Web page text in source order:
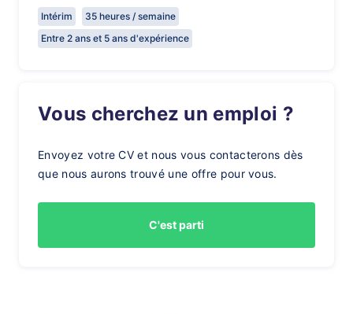
Intérim
35 heures / semaine
Entre 2 ans et 5 ans d'expérience
Vous cherchez un emploi ?
Envoyez votre CV et nous vous contacterons dès
que nous aurons trouvé une offre pour vous.
C'est parti